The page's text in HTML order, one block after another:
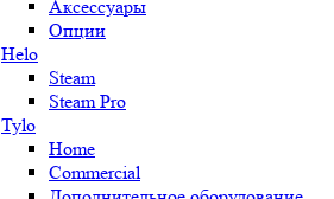
Аксессуары
Опции
Helo
Steam
Steam Pro
Tylo
Home
Commercial